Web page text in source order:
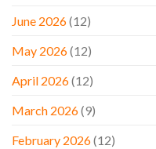
June 2026(12)
May 2026(12)
April 2026(12)
March 2026(9)
February 2026(12)